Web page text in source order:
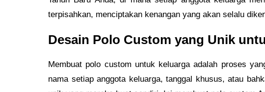
terpisahkan, menciptakan kenangan yang akan selalu
Desain Polo Custom yang Unik
Membuat polo custom untuk keluarga adalah proses
nama setiap anggota keluarga, tanggal khusus, atau